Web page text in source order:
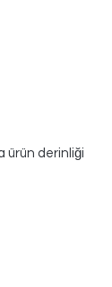
ürün derinliği